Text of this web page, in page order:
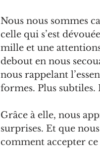
Nous nous sommes
celle qui s’est
mille et une
debout en nous
nous rappelant
formes. Plus subtiles.
Grâce à elle, nous
surprises. Et que
comment accepter